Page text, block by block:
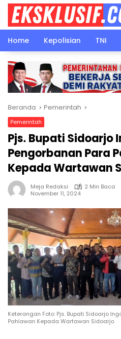
Langsung
konten
Home
Kepolisian TNI
Beranda Pemerintah
Pemerintah
Pjs. Bupati Sidoarjo
Pengorbanan Para
Kepada Wartawan
Meja Redaksi
2 Min Baca
November 11, 2024
Keterangan Foto: Pjs. Bupati Sidoarjo
Pahlawan Kepada Wartawan Sidoarjo